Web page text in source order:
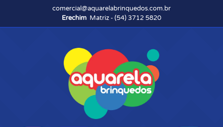
comercial@aquarelabrinquedos.com.br
Erechim Matriz - (54) 3712 5820